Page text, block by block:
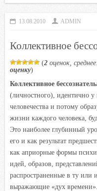
b
o
k
t
e
s
A
p
.
13.08.2010 ADMIN
Коллективное
(2 оценок,
оценку)
Коллективное
(личностного), идентично у
человечества и потому
жизни каждого человека,
Это наиболее глубинный
его и как результат
как априорные формы
идей, образов,
распространенные в ту
выражающие «дух времени».